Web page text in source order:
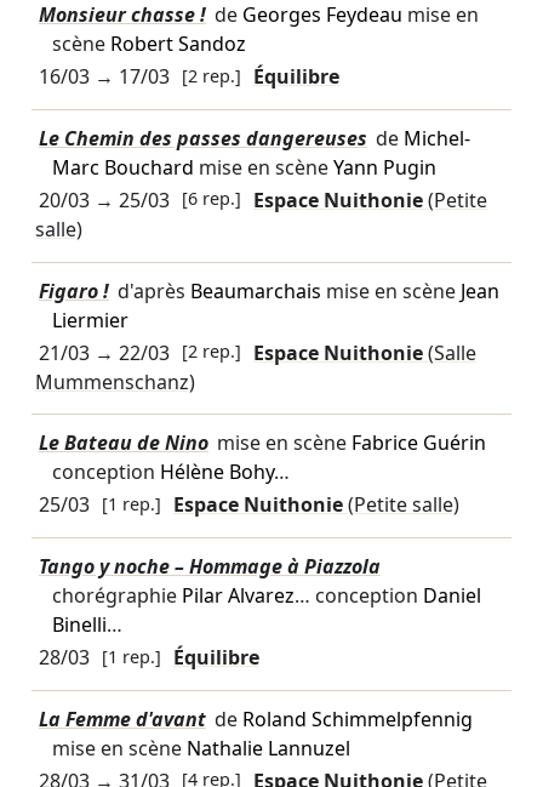
Monsieur chasse ! de Georges Feydeau mise en
scène Robert Sandoz
16/03→ 17/03 [2 rep.] Équilibre
Le Chemin des passes dangereuses de Michel-
Marc Bouchard mise en scèneYann Pugin
20/03→ 25/03 [6 rep.] Espace Nuithonie(Petite
salle)
Figaro ! d'après Beaumarchais mise en scène Jean
Liermier
21/03→ 22/03 [2 rep.] Espace Nuithonie(Salle
Mummenschanz)
Le Bateau de Nino mise en scène Fabrice Guérin
conception Hélène Bohy…
25/03 [1 rep.] Espace Nuithonie(Petite salle)
Tango y noche – Hommage à Piazzola
chorégraphie Pilar Alvarez… conception Daniel
Binelli…
28/03 [1 rep.] Équilibre
La Femme d'avant de Roland Schimmelpfennig
mise en scène Nathalie Lannuzel
28/03→ 31/03 [4 rep.] Espace Nuithonie(Petite